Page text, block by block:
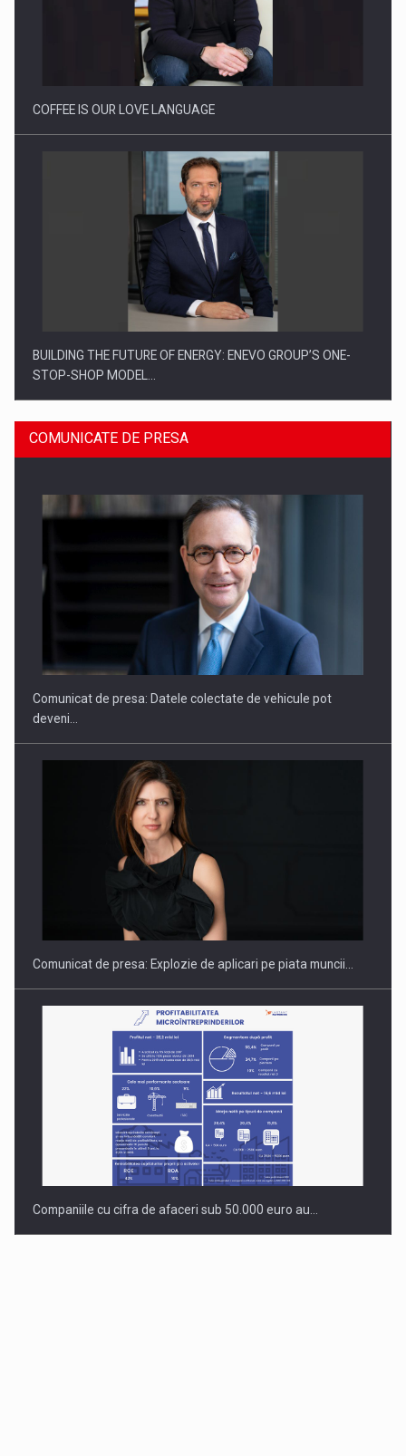
Proteinmaxxing and the Future of Protein Demand
COFFEE IS OUR LOVE LANGUAGE
BUILDING THE FUTURE OF ENERGY: ENEVO GROUP’S ONE-
STOP-SHOP MODEL…
ROOTED IN ROMANIA, BUILT TO DELIVER TECHNOLOGY FOR
PUTTING ROMANIAN CORPORATE COMPANIES ON THE
INTERNATIONAL BUSINESS SCENE
COMUNICATE DE PRESA
Comunicat de presa: Datele colectate de vehicule pot
deveni…
Comunicat de presa: Explozie de aplicari pe piata muncii…
Companiile cu cifra de afaceri sub 50.000 euro au…